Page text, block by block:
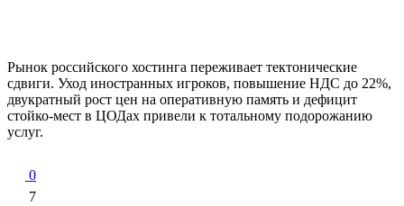
Рынок российского хостинга переживает тектонические
сдвиги. Уход иностранных игроков, повышение НДС до 22%,
двукратный рост цен на оперативную память и дефицит
стойко-мест в ЦОДах привели к тотальному подорожанию
услуг.
0
7